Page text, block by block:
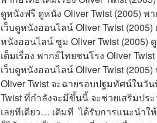
ดูหนังฟรี ดูหนัง Oliver Twist (2005) พา
เว็บดูหนังออนไลน์ Oliver Twist
หนังออนไลน์ ซูม Oliver Twist (2005)
เต็มเรื่อง พากย์ไทยชนโรง Oliver
เว็บดูหนังออนไลน์ Oliver Twist
Oliver Twist จะฉายรอบปฐมทัศน์ในวั
Twist ที่กำลังจะมีขึ้นนี้ จะช่วยเสริมป
เลยทีเดียว… เดิมที  ได้รับการแนะนำใ